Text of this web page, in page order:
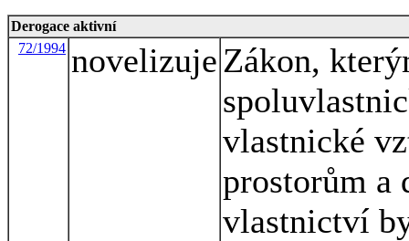
Derogace aktivní
72/1994 novelizujeZákon,
vlastnické
prostorům a
vlastnictví